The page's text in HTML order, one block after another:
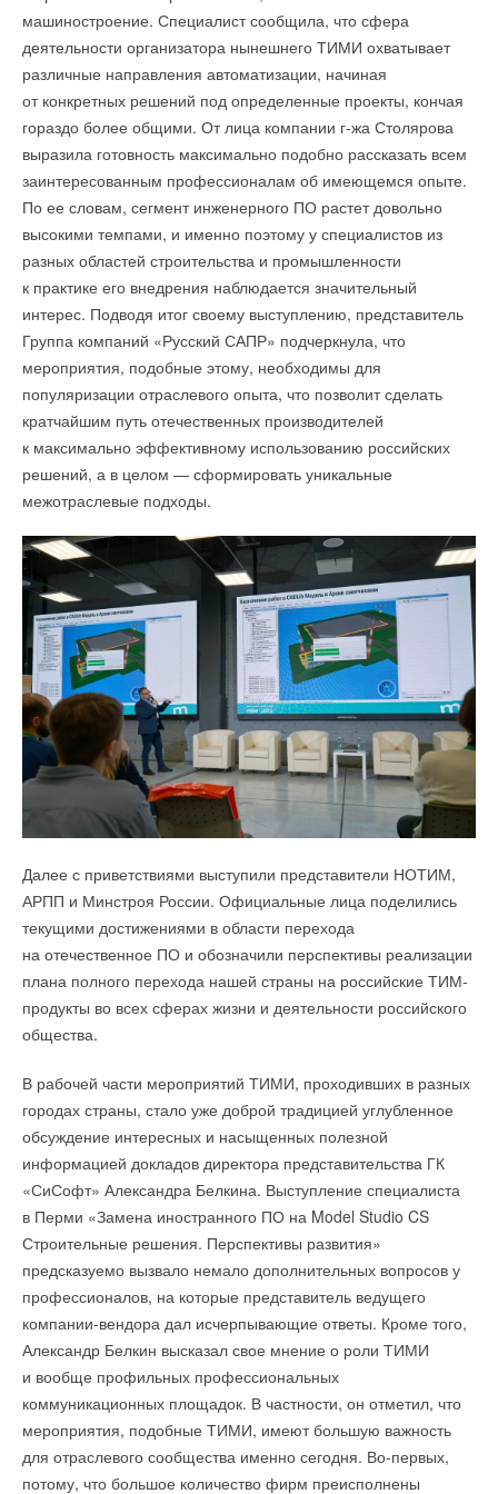
машиностроение. Специалист сообщила, что сфера
деятельности организатора нынешнего ТИМИ охватывает
различные направления автоматизации, начиная
от конкретных решений под определенные проекты, кончая
гораздо более общими. От лица компании г-жа Столярова
выразила готовность максимально подобно рассказать всем
заинтересованным профессионалам об имеющемся опыте.
По ее словам, сегмент инженерного ПО растет довольно
высокими темпами, и именно поэтому у специалистов из
разных областей строительства и промышленности
к практике его внедрения наблюдается значительный
интерес. Подводя итог своему выступлению, представитель
Группа компаний «Русский САПР» подчеркнула, что
мероприятия, подобные этому, необходимы для
популяризации отраслевого опыта, что позволит сделать
кратчайшим путь отечественных производителей
к максимально эффективному использованию российских
решений, а в целом — сформировать уникальные
межотраслевые подходы.
Далее с приветствиями выступили представители НОТИМ,
АРПП и Минстроя России. Официальные лица поделились
текущими достижениями в области перехода
на отечественное ПО и обозначили перспективы реализации
плана полного перехода нашей страны на российские ТИМ-
продукты во всех сферах жизни и деятельности российского
общества.
В рабочей части мероприятий ТИМИ, проходивших в разных
городах страны, стало уже доброй традицией углубленное
обсуждение интересных и насыщенных полезной
информацией докладов директора представительства ГК
«СиСофт» Александра Белкина. Выступление специалиста
в Перми «Замена иностранного ПО на Model Studio CS
Строительные решения. Перспективы развития»
предсказуемо вызвало немало дополнительных вопросов у
профессионалов, на которые представитель ведущего
компании-вендора дал исчерпывающие ответы. Кроме того,
Александр Белкин высказал свое мнение о роли ТИМИ
и вообще профильных профессиональных
коммуникационных площадок. В частности, он отметил, что
мероприятия, подобные ТИМИ, имеют большую важность
для отраслевого сообщества именно сегодня. Во-первых,
потому, что большое количество фирм преисполнены
Комментарии
Отлично! Ветрогенератор какой номинальной мощности?
ДА НЕТ
Добавить комментарий
Ваш E-mail *
Текст комментария
→
Германия подключила более 1 ГВт морской
ветроэнергетики за полгода
ёмкостью 9 ГВт*ч
НОВОСТИ СОК 21 ИЮЛЯ 2026
Уведомления отключены
Комментарии
Добавить комментарий
Ваше имя *
Текст комментария